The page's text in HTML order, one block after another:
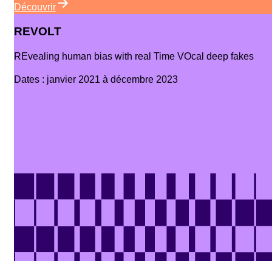
Découvrir
REVOLT
REvealing human bias with real Time VOcal deep fakes
Dates : janvier 2021 à décembre 2023